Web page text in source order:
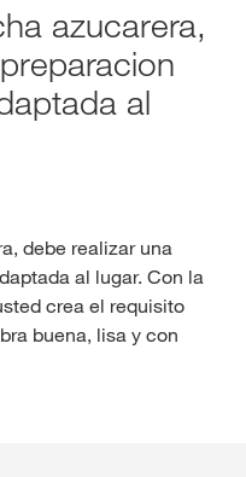
azucarera,
al
debe realizar una
al lugar. Con la
crea el requisito
buena, lisa y con